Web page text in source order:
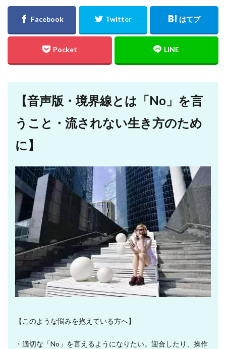
【音声版・境界線とは「No」を言
うこと・流されない生き方のため
に】
【このような悩みを抱えている方へ】
・適切な「No」を言えるようになりたい。迎合したり、操作